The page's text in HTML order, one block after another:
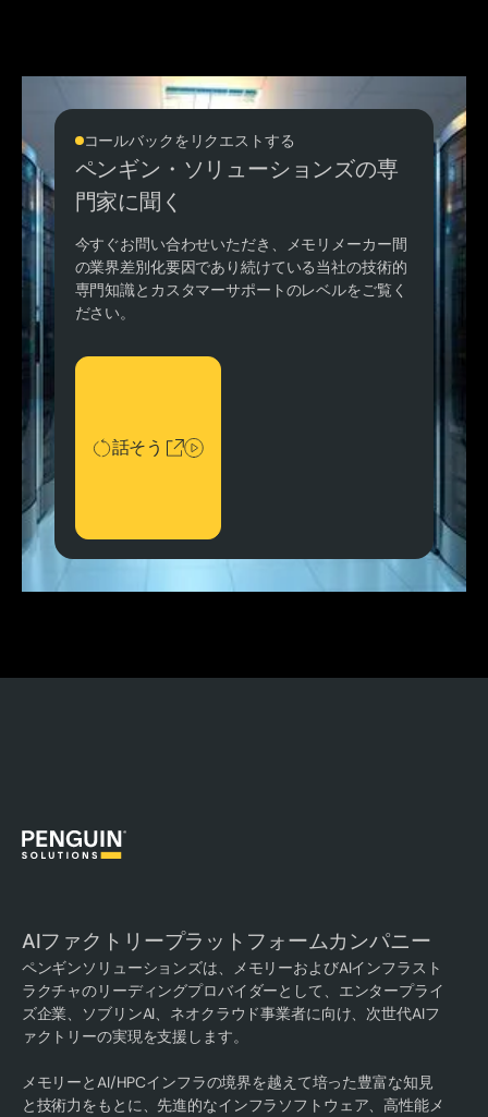
コールバックをリクエストする
ペンギン・ソリューションズの専
門家に聞く
今すぐお問い合わせいただき、メモリメーカー間
の業界差別化要因であり続けている当社の技術的
専門知識とカスタマーサポートのレベルをご覧く
ださい。
話そう
話そう
AIファクトリープラットフォームカンパニー
ペンギンソリューションズは、メモリーおよびAIインフラスト
ラクチャのリーディングプロバイダーとして、エンタープライ
ズ企業、ソブリンAI、ネオクラウド事業者に向け、次世代AIフ
ァクトリーの実現を支援します。
メモリーとAI/HPCインフラの境界を越えて培った豊富な知見
と技術力をもとに、先進的なインフラソフトウェア、高性能メ